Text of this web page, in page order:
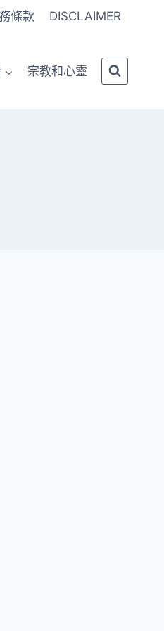
條款 DISCLAIMER
宗教和心靈